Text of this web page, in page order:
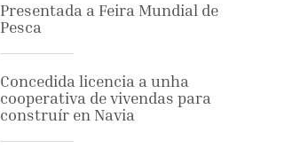
Presentada a Feira Mundial de
Pesca
Concedida licencia a unha
cooperativa de vivendas para
construír en Navia